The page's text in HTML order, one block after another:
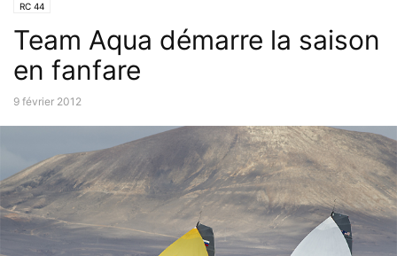
RC 44
Team Aqua démarre la saison
en fanfare
9 février 2012